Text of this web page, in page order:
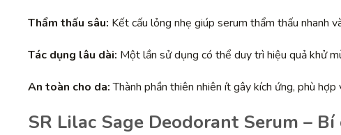
Thẩm thấu sâu: Kết cấu lỏng nhẹ giúp serum thẩm thấu nhanh
Tác dụng lâu dài: Một lần sử dụng có thể duy trì hiệu quả khử
An toàn cho da:Thành phần thiên nhiên ít gây kích ứng, phù hợp
SR Lilac Sage Deodorant Serum –